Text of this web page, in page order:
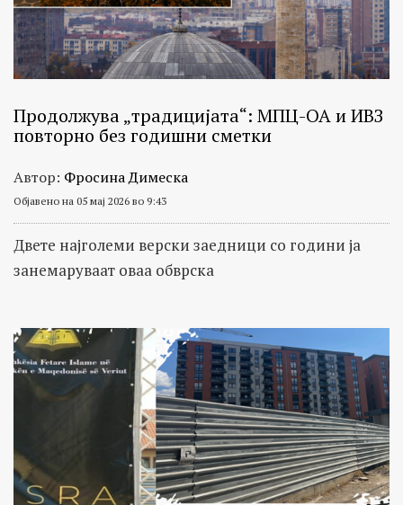
Продолжува „традицијата“: МПЦ-ОА и ИВЗ
повторно без годишни сметки
Автор: Фросина Димеска
Објавено на 05 мај 2026 во 9:43
Двете најголеми верски заедници со години ја
занемаруваат оваа обврска